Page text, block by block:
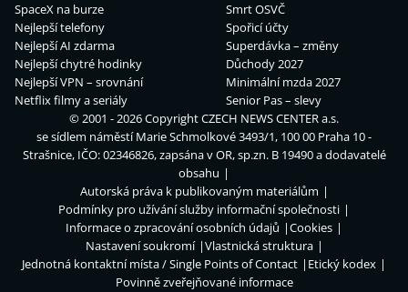
SpaceX na burze
Nejlepší telefony
Nejlepší AI zdarma
Nejlepší chytré hodinky
Nejlepší VPN – srovnání
Netflix filmy a seriály
Smrt OSVČ
Spořicí účty
Superdávka – změny
Důchody 2027
Minimální mzda 2027
Senior Pas – slevy
© 2001 - 2026 CopyrightCZECH NEWS CENTER a.s.
se sídlem náměstí Marie Schmolkové 3493/1, 100 00 Praha 10 -
Strašnice, IČO: 02346826, zapsána v OR, sp.zn. B 19490 a dodavatelé
obsahu
Autorská práva k publikovaným materiálům
Podmínky pro užívání služby informační společnosti
Informace o zpracování osobních údajů
Cookies
Nastavení soukromí
Vlastnická struktura
Jednotná kontaktní místa / Single Points of Contact
Etický kodex
Povinně zveřejňované informace